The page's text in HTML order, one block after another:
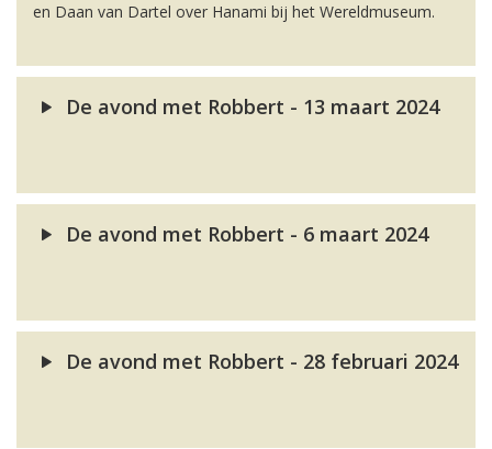
en Daan van Dartel over Hanami bij het Wereldmuseum.
De avond met Robbert - 13 maart 2024
De avond met Robbert - 6 maart 2024
De avond met Robbert - 28 februari 2024